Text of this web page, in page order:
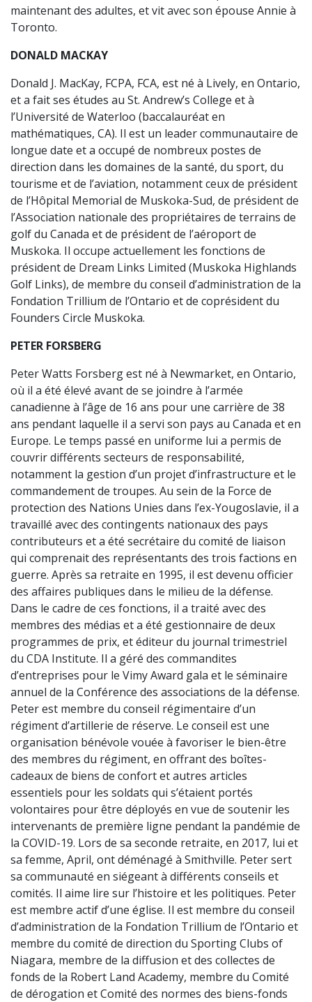
maintenant des adultes, et vit avec son épouse Annie à
Toronto.
DONALD MACKAY
Donald J. MacKay, FCPA, FCA, est né à Lively, en Ontario,
et a fait ses études au St. Andrew’s College et à
l’Université de Waterloo (baccalauréat en
mathématiques, CA). Il est un leader communautaire de
longue date et a occupé de nombreux postes de
direction dans les domaines de la santé, du sport, du
tourisme et de l’aviation, notamment ceux de président
de l’Hôpital Memorial de Muskoka-Sud, de président de
l’Association nationale des propriétaires de terrains de
golf du Canada et de président de l’aéroport de
Muskoka. Il occupe actuellement les fonctions de
président de Dream Links Limited (Muskoka Highlands
Golf Links), de membre du conseil d’administration de la
Fondation Trillium de l’Ontario et de coprésident du
Founders Circle Muskoka.
PETER FORSBERG
Peter Watts Forsberg est né à Newmarket, en Ontario,
où il a été élevé avant de se joindre à l’armée
canadienne à l’âge de 16 ans pour une carrière de 38
ans pendant laquelle il a servi son pays au Canada et en
Europe. Le temps passé en uniforme lui a permis de
couvrir différents secteurs de responsabilité,
notamment la gestion d’un projet d’infrastructure et le
commandement de troupes. Au sein de la Force de
protection des Nations Unies dans l’ex-Yougoslavie, il a
travaillé avec des contingents nationaux des pays
contributeurs et a été secrétaire du comité de liaison
qui comprenait des représentants des trois factions en
guerre. Après sa retraite en 1995, il est devenu officier
des affaires publiques dans le milieu de la défense.
Dans le cadre de ces fonctions, il a traité avec des
membres des médias et a été gestionnaire de deux
programmes de prix, et éditeur du journal trimestriel
du CDA Institute. Il a géré des commandites
d’entreprises pour le Vimy Award gala et le séminaire
annuel de la Conférence des associations de la défense.
Peter est membre du conseil régimentaire d’un
régiment d’artillerie de réserve. Le conseil est une
organisation bénévole vouée à favoriser le bien-être
des membres du régiment, en offrant des boîtes-
cadeaux de biens de confort et autres articles
essentiels pour les soldats qui s’étaient portés
volontaires pour être déployés en vue de soutenir les
intervenants de première ligne pendant la pandémie de
la COVID-19. Lors de sa seconde retraite, en 2017, lui et
sa femme, April, ont déménagé à Smithville. Peter sert
sa communauté en siégeant à différents conseils et
comités. Il aime lire sur l’histoire et les politiques. Peter
est membre actif d’une église. Il est membre du conseil
d’administration de la Fondation Trillium de l’Ontario et
membre du comité de direction du Sporting Clubs of
Niagara, membre de la diffusion et des collectes de
fonds de la Robert Land Academy, membre du Comité
de dérogation et Comité des normes des biens-fonds